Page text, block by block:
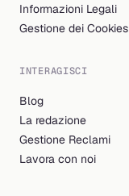
Informazioni Legali
Gestione dei Cookies
INTERAGISCI
Blog
La redazione
Gestione Reclami
Lavora con noi